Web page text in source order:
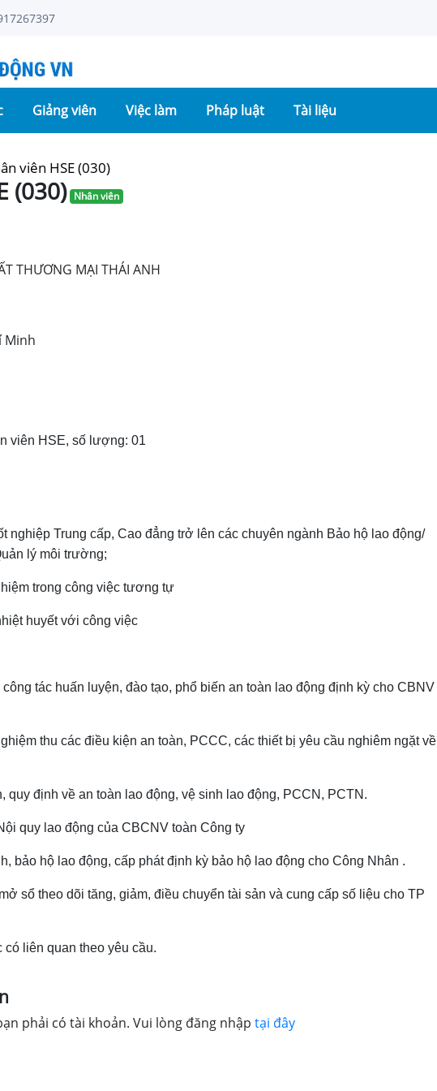
Giảng viên Việc làm Pháp luật Tài liệu
viên HSE (030)
(030) Nhân viên
THƯƠNG MẠI THÁI ANH
Minh
viên HSE, số lượng: 01
nghiệp Trung cấp, Cao đẳng trở lên các chuyên ngành Bảo hộ lao động/
lý môi trường;
trong công việc tương tự
huyết với công việc
tác huấn luyện, đào tạo, phổ biến an toàn lao động định kỳ cho CBNV
thu các điều kiện an toàn, PCCC, các thiết bị yêu cầu nghiêm ngặt về
quy định về an toàn lao động, vệ sinh lao động, PCCN, PCTN.
quy lao động của CBCNV toàn Công ty
bảo hộ lao động, cấp phát định kỳ bảo hộ lao động cho Công Nhân .
sổ theo dõi tăng, giảm, điều chuyển tài sản và cung cấp số liệu cho TP
liên quan theo yêu cầu.
phải có tài khoản. Vui lòng đăng nhập tại đây